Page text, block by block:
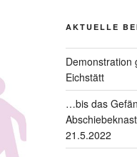
AKTUELLE
Demonstration
Eichstätt
…bis das
21.5.2022